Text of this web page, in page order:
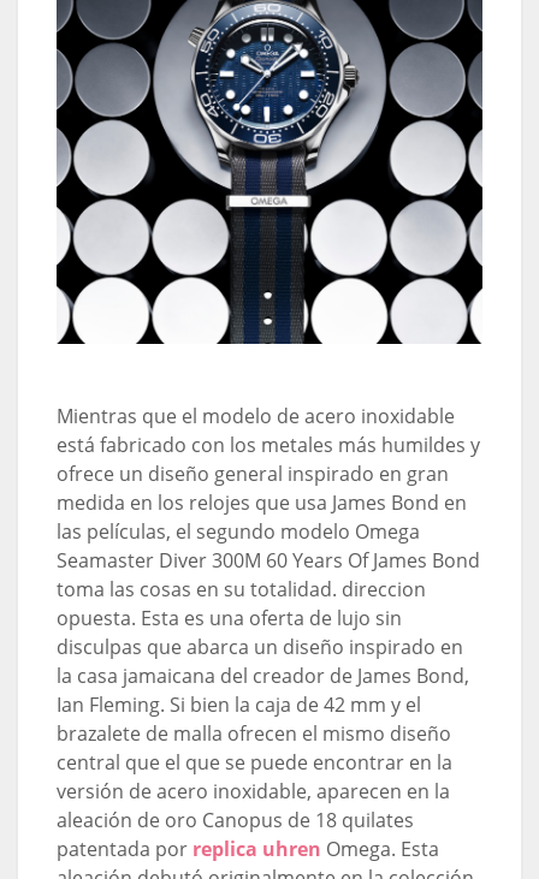
Mientras que el modelo de acero inoxidable
está fabricado con los metales más humildes y
ofrece un diseño general inspirado en gran
medida en los relojes que usa James Bond en
las películas, el segundo modelo Omega
Seamaster Diver 300M 60 Years Of James Bond
toma las cosas en su totalidad. direccion
opuesta. Esta es una oferta de lujo sin
disculpas que abarca un diseño inspirado en
la casa jamaicana del creador de James Bond,
Ian Fleming. Si bien la caja de 42 mm y el
brazalete de malla ofrecen el mismo diseño
central que el que se puede encontrar en la
versión de acero inoxidable, aparecen en la
aleación de oro Canopus de 18 quilates
patentada por replica uhren Omega. Esta